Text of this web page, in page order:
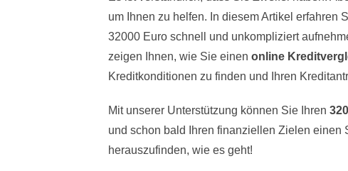
um Ihnen zu helfen. In diesem Artikel erfahren
32000 Euro schnell und unkompliziert
zeigen Ihnen, wie Sie einen online
Kreditkonditionen zu finden und Ihren
Mit unserer Unterstützung können Sie Ihren
und schon bald Ihren finanziellen Zielen einen
herauszufinden, wie es geht!